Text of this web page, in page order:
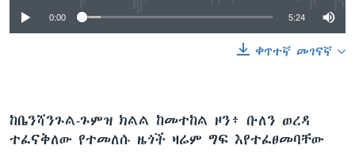
0:00 5:24
ቀጥተኛ መገናኛ
ከቤንሻንጉል-ጉምዝ ክልል ከመተከል ዞን፥ ቡለን ወረዳ
ተፈናቅለው የተመለሱ ዜጎች ዛሬም ግፍ እየተፈፀመባቸው